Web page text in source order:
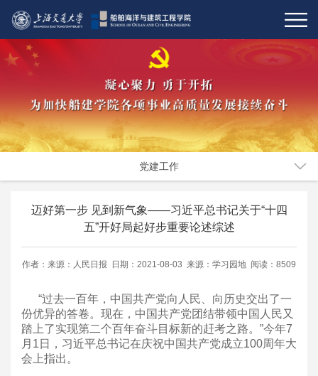
党建工作
迈好第一步 见到新气象——习近平总书记关于“十四
五”开好局起好步重要论述综述
作者：来源：人民日报 日期：2021-08-03 来源：学习园地 阅读：8509
“过去一百年，中国共产党向人民、向历史交出了一
份优异的答卷。现在，中国共产党团结带领中国人民又
踏上了实现第二个百年奋斗目标新的赶考之路。”今年7
月1日，习近平总书记在庆祝中国共产党成立100周年大
会上指出。